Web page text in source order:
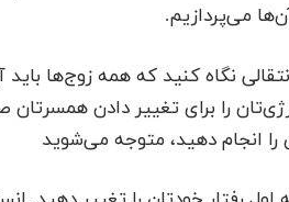
می‌پردازیم.
نگاه کنید که همه زوج‌ها باید
را برای تغییر دادن
انجام دهید، متوجه می‌شوید